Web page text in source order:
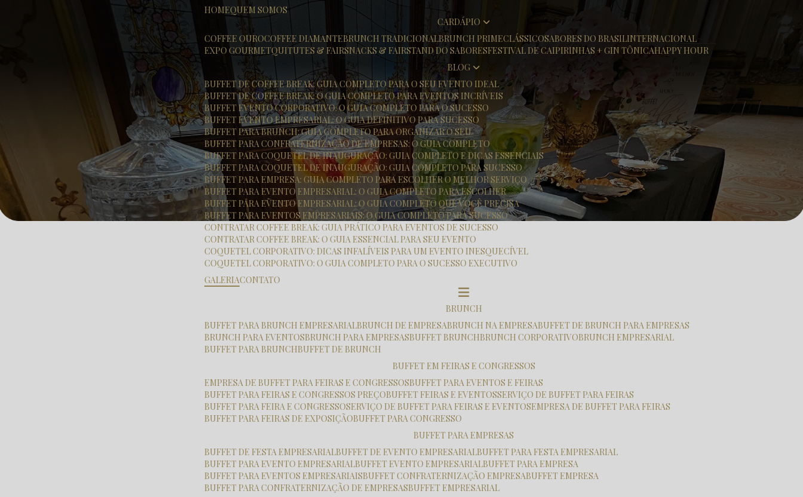
HOME
QUEM SOMOS
CARDÁPIO
COFFEE OURO COFFEE DIAMANTE BRUNCH TRADICIONAL BRUNCH PRIME CLÁSSICO SABORES DO BRASIL INTERNACIONAL
EXPO GOURMET QUITUTES & FAIR SNACKS & FAIR STAND DO SABORES FESTIVAL DE CAIPIRINHAS + GIN TÔNICA
HAPPY HOUR
BLOG
BUFFET DE COFFEE BREAK: GUIA COMPLETO PARA O SEU EVENTO IDEAL
BUFFET DE COFFEE BREAK: O GUIA COMPLETO PARA EVENTOS INCRÍVEIS
BUFFET EVENTO CORPORATIVO: O GUIA COMPLETO PARA O SUCESSO
BUFFET EVENTO EMPRESARIAL: O GUIA DEFINITIVO PARA SUCESSO
BUFFET PARA BRUNCH: GUIA COMPLETO PARA ORGANIZAR O SEU
BUFFET PARA CONFRATERNIZAÇÃO DE EMPRESAS: O GUIA COMPLETO
BUFFET PARA COQUETEL DE INAUGURAÇÃO: GUIA COMPLETO E DICAS ESSENCIAIS
BUFFET PARA COQUETEL DE INAUGURAÇÃO: GUIA COMPLETO PARA SUCESSO
BUFFET PARA EMPRESA: GUIA COMPLETO PARA ESCOLHER O MELHOR SERVIÇO
BUFFET PARA EVENTO EMPRESARIAL: O GUIA COMPLETO PARA ESCOLHER
BUFFET PARA EVENTO EMPRESARIAL: O GUIA COMPLETO QUE VOCÊ PRECISA
BUFFET PARA EVENTOS EMPRESARIAIS: O GUIA COMPLETO PARA SUCESSO
CONTRATAR COFFEE BREAK: GUIA PRÁTICO PARA EVENTOS DE SUCESSO
CONTRATAR COFFEE BREAK: O GUIA ESSENCIAL PARA SEU EVENTO
COQUETEL CORPORATIVO: DICAS INFALÍVEIS PARA UM EVENTO INESQUECÍVEL
COQUETEL CORPORATIVO: O GUIA COMPLETO PARA O SUCESSO EXECUTIVO
GALERIA CONTATO
BRUNCH
BUFFET PARA BRUNCH EMPRESARIAL BRUNCH DE EMPRESA BRUNCH NA EMPRESA BUFFET DE BRUNCH PARA EMPRESAS
BRUNCH PARA EVENTOS BRUNCH PARA EMPRESAS BUFFET BRUNCH BRUNCH CORPORATIVO BRUNCH EMPRESARIAL
BUFFET PARA BRUNCH BUFFET DE BRUNCH
BUFFET EM FEIRAS E CONGRESSOS
EMPRESA DE BUFFET PARA FEIRAS E CONGRESSOS BUFFET PARA EVENTOS E FEIRAS
BUFFET PARA FEIRAS E CONGRESSOS PREÇO BUFFET FEIRAS E EVENTOS SERVIÇO DE BUFFET PARA FEIRAS
BUFFET PARA FEIRA E CONGRESSO SERVIÇO DE BUFFET PARA FEIRAS E EVENTOS EMPRESA DE BUFFET PARA FEIRAS
BUFFET PARA FEIRAS DE EXPOSIÇÃO BUFFET PARA CONGRESSO
BUFFET PARA EMPRESAS
BUFFET DE FESTA EMPRESARIAL BUFFET DE EVENTO EMPRESARIAL BUFFET PARA FESTA EMPRESARIAL
BUFFET PARA EVENTO EMPRESARIAL BUFFET EVENTO EMPRESARIAL BUFFET PARA EMPRESA
BUFFET PARA EVENTOS EMPRESARIAIS BUFFET CONFRATERNIZAÇÃO EMPRESA BUFFET EMPRESA
BUFFET PARA CONFRATERNIZAÇÃO DE EMPRESAS BUFFET EMPRESARIAL